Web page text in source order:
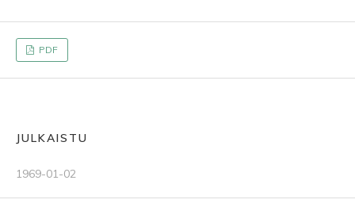
PDF
JULKAISTU
1969-01-02